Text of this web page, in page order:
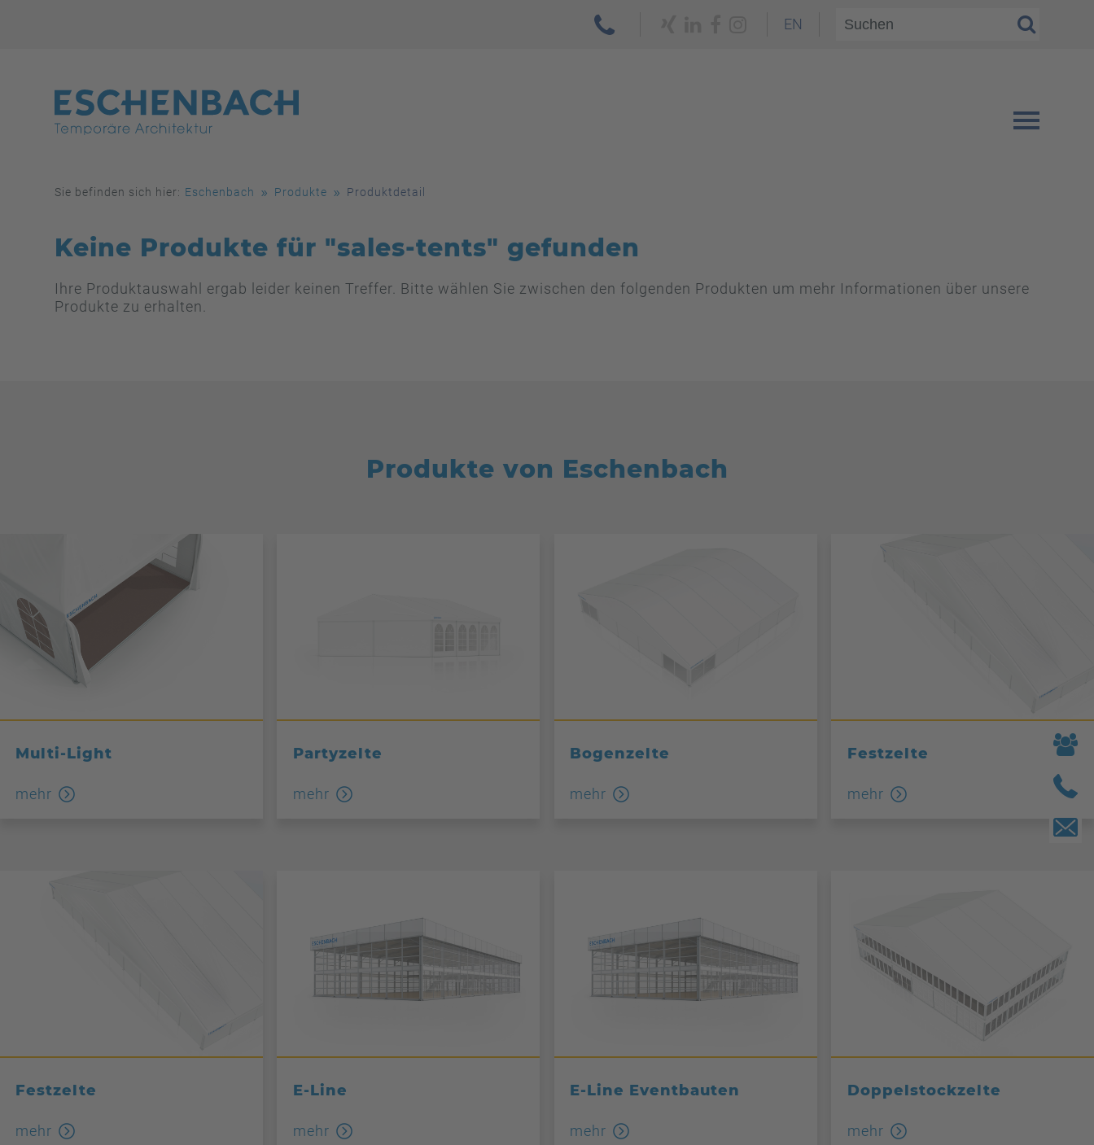
EN
Sie befinden sich hier: Eschenbach Produkte Produktdetail
Keine Produkte für "sales-tents" gefunden
Ihre Produktauswahl ergab leider keinen Treffer. Bitte wählen Sie zwischen den folgenden Produkten um mehr Informationen über unsere
Produkte zu erhalten.
Produkte von Eschenbach
Multi-Light
mehr
Partyzelte
mehr
Bogenzelte
mehr
Festzelte
mehr
Festzelte
mehr
E-Line
mehr
E-Line Eventbauten
mehr
Doppelstockzelte
mehr